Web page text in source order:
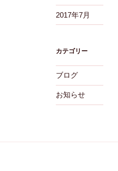
2017年7月
カテゴリー
ブログ
お知らせ